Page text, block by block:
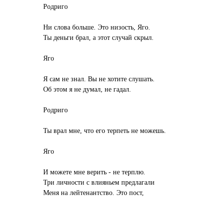
Родриго
Ни слова больше. Это низость, Яго.
Ты деньги брал, а этот случай скрыл.
Яго
Я сам не знал. Вы не хотите слушать.
Об этом я не думал, не гадал.
Родриго
Ты врал мне, что его терпеть не можешь.
Яго
И можете мне верить - не терплю.
Три личности с влияньем предлагали
Меня на лейтенантство. Это пост,